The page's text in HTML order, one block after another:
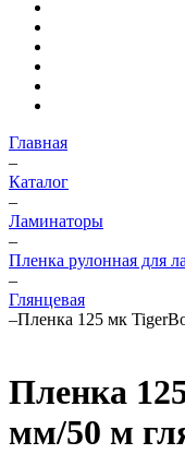
Главная
–
Каталог
–
Ламинаторы
–
Пленка рулонная для
–
Глянцевая
–Пленка 125 мк
Пленка
мм/50 м